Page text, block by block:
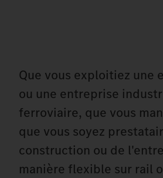
Que vous exploitiez une
ou une entreprise
ferroviaire, que vous
que vous soyez
construction ou de
manière flexible sur rail